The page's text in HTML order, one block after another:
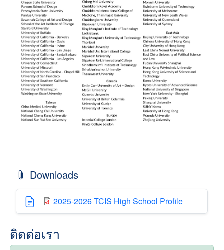
Downloads
2025-2026 TCIS High School Profile
ติดต่อเรา